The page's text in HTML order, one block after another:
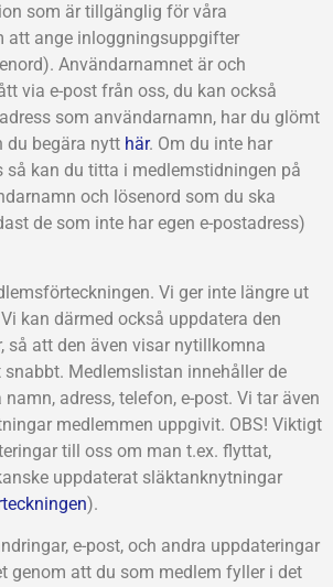
som är tillgänglig för våra
att ange inloggningsuppgifter
Användarnamnet är och
via e-post från oss, du kan också
som användarnamn, har du glömt
du begära nytt här. Om du inte har
så kan du titta i medlemstidningen på
och lösenord som du ska
de som inte har egen e-postadress)
Vi ger inte längre ut
kan därmed också uppdatera den
så att den även visar nytillkomna
Medlemslistan innehåller de
adress, telefon, e-post. Vi tar även
medlemmen uppgivit. OBS! Viktigt
till oss om man t.ex. flyttat,
uppdaterat släktanknytningar
).
e-post, och andra uppdateringar
genom att du som medlem fyller i det